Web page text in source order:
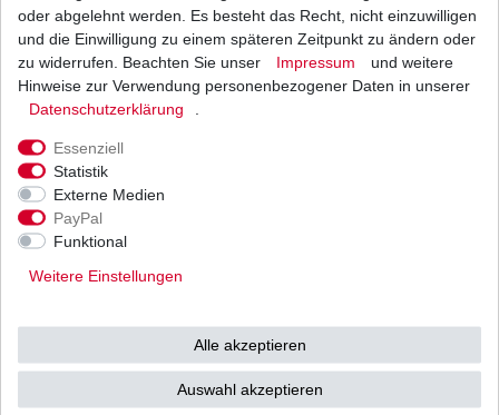
UVP 28,00 € ab 18,90 € *
1 Satz | 18,90 € / Satz
inkl. ges. MwSt. zzgl.
Versand
Ab einem Warenwert von
500 Euro versenden wir
53783 Eitorf (
unbedingt Termin
oder abgelehnt werden. Es besteht das Recht, nicht einzuwilligen
und die Einwilligung zu einem späteren Zeitpunkt zu ändern oder
zu widerrufen. Beachten Sie unser
Impressum
und weitere
Hinweise zur Verwendung personenbezogener Daten in unserer
Daten­schutz­erklärung
Essenziell
Statistik
Externe Medien
PayPal
Funktional
Weitere Einstellungen
Alle akzeptieren
Auswahl akzeptieren